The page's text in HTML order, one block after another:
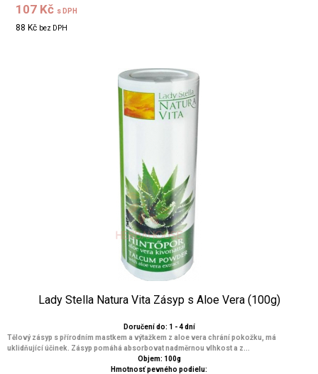
107 Kč s DPH
88 Kč bez DPH
Lady Stella Natura Vita Zásyp s Aloe Vera (100g)
Doručení do: 1 - 4 dní
Tělový zásyp s přírodním mastkem a výtažkem z aloe vera chrání pokožku, má
uklidňující účinek. Zásyp pomáhá absorbovat nadměrnou vlhkost a z...
Objem: 100g
Hmotnosť pevného podielu: